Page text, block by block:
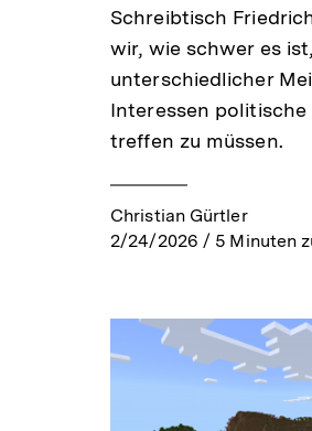
Schreibtisch
wir, wie schwer es
unterschiedlicher
Interessen
treffen zu müssen.
Christian Gürtler
2/24/2026 / 5 Minuten